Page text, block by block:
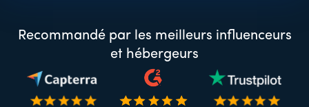
Recommandé par les meilleurs influenceurs
et hébergeurs